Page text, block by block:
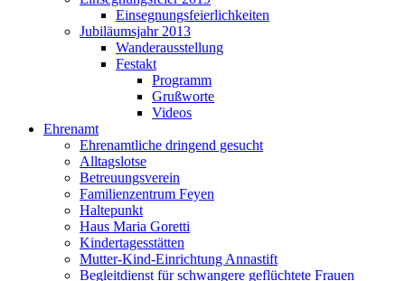
Einsegnungsfeierlichkeiten
Jubiläumsjahr 2013
Wanderausstellung
Festakt
Programm
Grußworte
Videos
Ehrenamt
Ehrenamtliche dringend gesucht
Alltagslotse
Betreuungsverein
Familienzentrum Feyen
Haltepunkt
Haus Maria Goretti
Kindertagesstätten
Mutter-Kind-Einrichtung Annastift
Begleitdienst für schwangere geflüchtete Frauen